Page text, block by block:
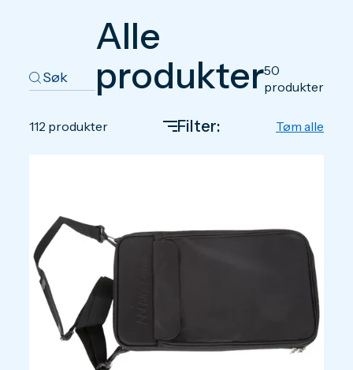
Alle
produkter50
produkter
112 produkter Filter: Tøm alle